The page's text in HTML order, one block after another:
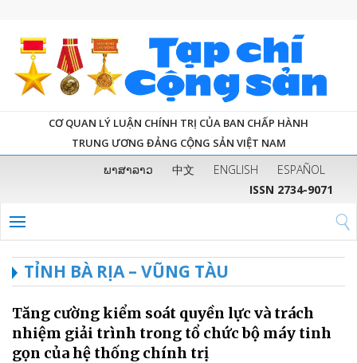
CƠ QUAN LÝ LUẬN CHÍNH TRỊ CỦA BAN CHẤP HÀNH
TRUNG ƯƠNG ĐẢNG CỘNG SẢN VIỆT NAM
ພາສາລາວ 中文 ENGLISH
ESPAÑOL
ISSN 2734-9071
TỈNH BÀ RỊA – VŨNG TÀU
Tăng cường kiểm soát quyền lực và trách
nhiệm giải trình trong tổ chức bộ máy tinh
gọn của hệ thống chính trị